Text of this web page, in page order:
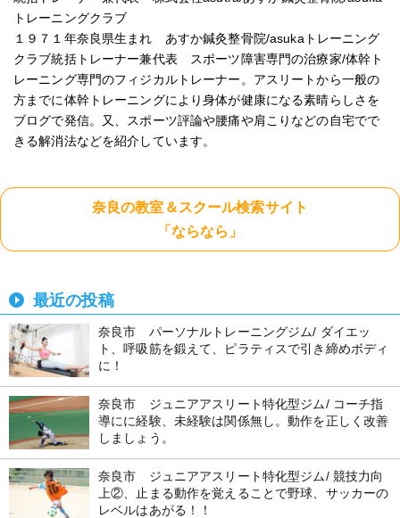
トレーニングクラブ
１９７１年奈良県生まれ あすか鍼灸整骨院/asukaトレーニング
クラブ統括トレーナー兼代表 スポーツ障害専門の治療家/体幹ト
レーニング専門のフィジカルトレーナー。アスリートから一般の
方までに体幹トレーニングにより身体が健康になる素晴らしさを
ブログで発信。又、スポーツ評論や腰痛や肩こりなどの自宅でで
きる解消法などを紹介しています。
奈良の教室＆スクール検索サイト
「ならなら」
最近の投稿
奈良市 パーソナルトレーニングジム/ ダイエッ
ト、呼吸筋を鍛えて、ピラティスで引き締めボディ
に！
奈良市 ジュニアアスリート特化型ジム/ コーチ指
導にに経験、未経験は関係無し。動作を正しく改善
しましょう。
奈良市 ジュニアアスリート特化型ジム/ 競技力向
上②、止まる動作を覚えることで野球、サッカーの
レベルはあがる！！